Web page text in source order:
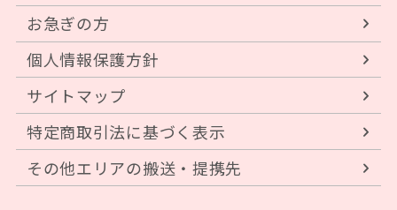
お急ぎの方
個人情報保護方針
サイトマップ
特定商取引法に基づく表示
その他エリアの搬送・提携先